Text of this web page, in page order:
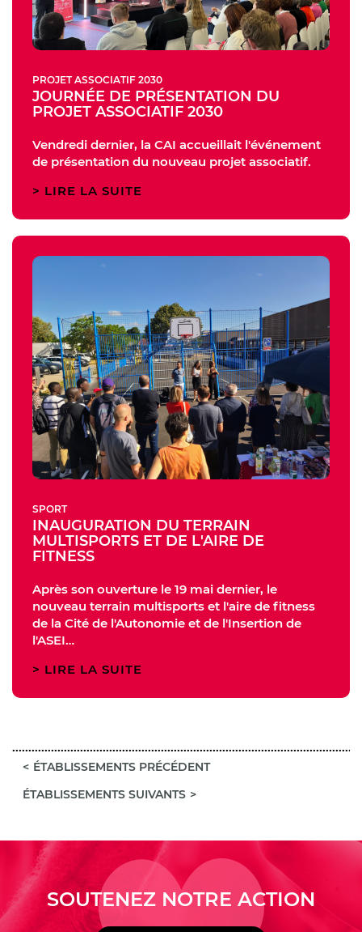
PROJET ASSOCIATIF 2030
JOURNÉE DE PRÉSENTATION DU
PROJET ASSOCIATIF 2030
Vendredi dernier, la CAI accueillait l'événement
de présentation du nouveau projet associatif.
LIRE LA SUITE
SPORT
INAUGURATION DU TERRAIN
MULTISPORTS ET DE L'AIRE DE
FITNESS
Après son ouverture le 19 mai dernier, le
nouveau terrain multisports et l'aire de fitness
de la Cité de l'Autonomie et de l'Insertion de
l'ASEI…
LIRE LA SUITE
ÉTABLISSEMENTS PRÉCÉDENT
ÉTABLISSEMENTS SUIVANTS
SOUTENEZ NOTRE ACTION